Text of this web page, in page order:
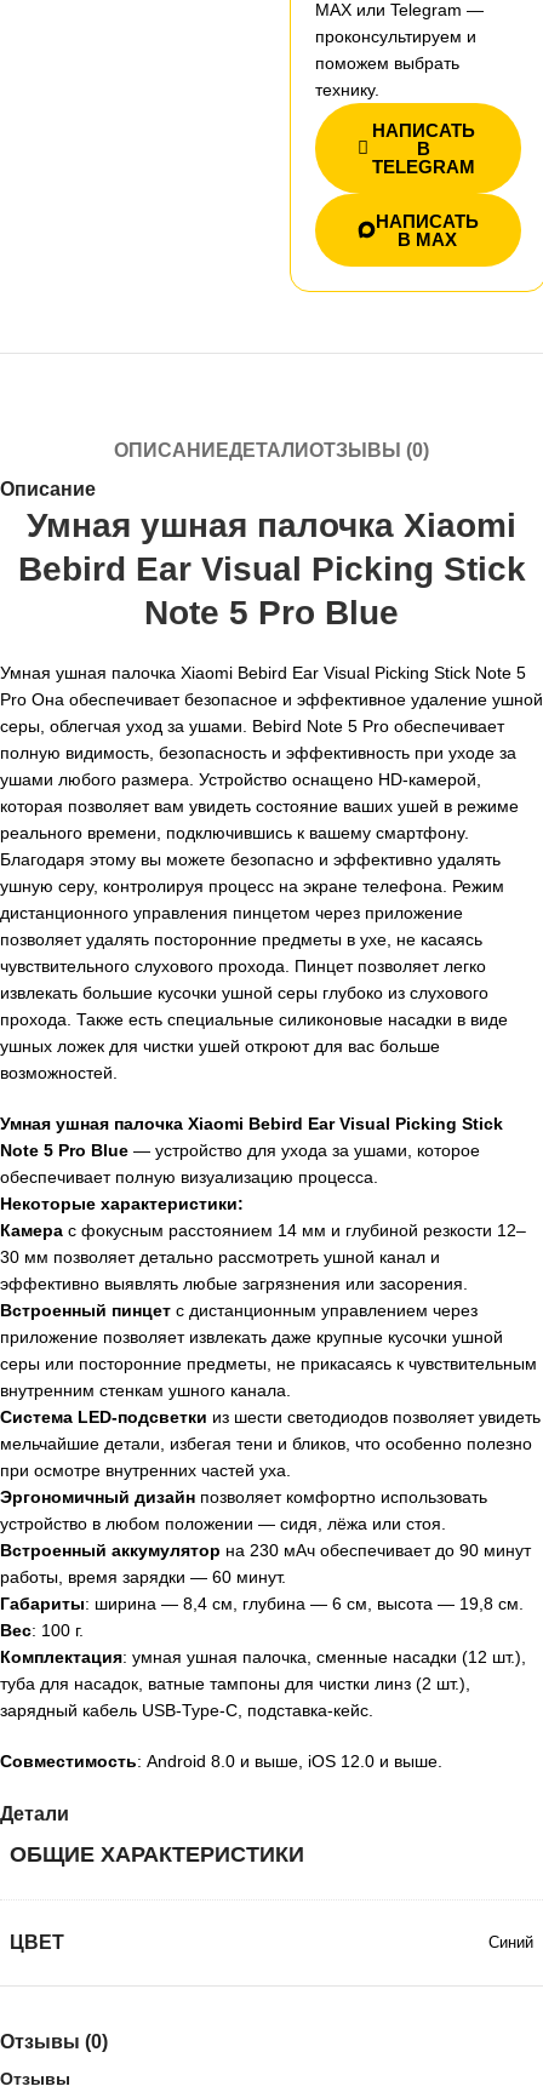
MAX или Telegram —
проконсультируем и
поможем выбрать
технику.
НАПИСАТЬ
В
TELEGRAM
НАПИСАТЬ
В MAX
ОПИСАНИЕДЕТАЛИОТЗЫВЫ (0)
Описание
Умная ушная палочка Xiaomi
Bebird Ear Visual Picking Stick
Note 5 Pro Blue
Умная ушная палочка Xiaomi Bebird Ear Visual Picking Stick Note 5
Pro Она обеспечивает безопасное и эффективное удаление ушной
серы, облегчая уход за ушами. Bebird Note 5 Pro обеспечивает
полную видимость, безопасность и эффективность при уходе за
ушами любого размера. Устройство оснащено HD-камерой,
которая позволяет вам увидеть состояние ваших ушей в режиме
реального времени, подключившись к вашему смартфону.
Благодаря этому вы можете безопасно и эффективно удалять
ушную серу, контролируя процесс на экране телефона. Режим
дистанционного управления пинцетом через приложение
позволяет удалять посторонние предметы в ухе, не касаясь
чувствительного слухового прохода. Пинцет позволяет легко
извлекать большие кусочки ушной серы глубоко из слухового
прохода. Также есть специальные силиконовые насадки в виде
ушных ложек для чистки ушей откроют для вас больше
возможностей.
Умная ушная палочка Xiaomi Bebird Ear Visual Picking Stick
Note 5 Pro Blue — устройство для ухода за ушами, которое
обеспечивает полную визуализацию процесса.
Некоторые характеристики:
Камера с фокусным расстоянием 14 мм и глубиной резкости 12–
30 мм позволяет детально рассмотреть ушной канал и
эффективно выявлять любые загрязнения или засорения.
Встроенный пинцет с дистанционным управлением через
приложение позволяет извлекать даже крупные кусочки ушной
серы или посторонние предметы, не прикасаясь к чувствительным
внутренним стенкам ушного канала.
Система LED-подсветки из шести светодиодов позволяет увидеть
мельчайшие детали, избегая тени и бликов, что особенно полезно
при осмотре внутренних частей уха.
Эргономичный дизайн позволяет комфортно использовать
устройство в любом положении — сидя, лёжа или стоя.
Встроенный аккумулятор на 230 мАч обеспечивает до 90 минут
работы, время зарядки — 60 минут.
Габариты: ширина — 8,4 см, глубина — 6 см, высота — 19,8 см.
Вес: 100 г.
Комплектация: умная ушная палочка, сменные насадки (12 шт.),
туба для насадок, ватные тампоны для чистки линз (2 шт.),
зарядный кабель USB-Type-C, подставка-кейс.
Совместимость: Android 8.0 и выше, iOS 12.0 и выше.
Детали
ОБЩИЕ ХАРАКТЕРИСТИКИ
ЦВЕТ Синий
Отзывы (0)
Отзывы